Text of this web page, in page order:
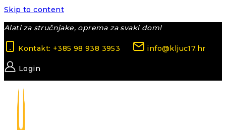
Skip to content
Alati za stručnjake, oprema za svaki dom!
Kontakt: +385 98 938 3953 info@kljuc17.hr
Login